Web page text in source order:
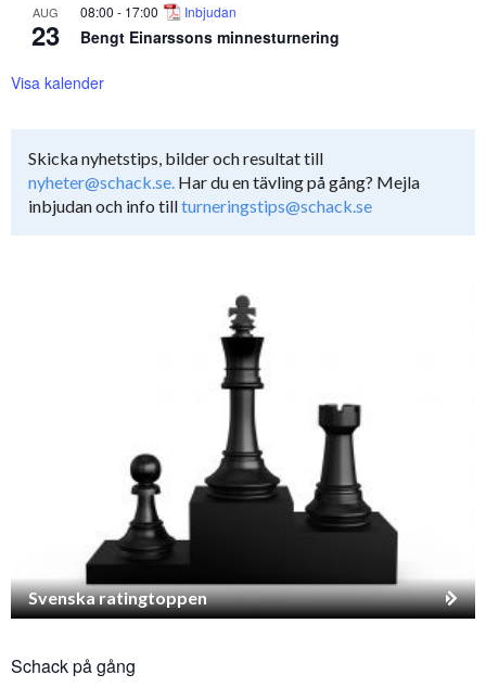
AUG
23
08:00 - 17:00 Inbjudan
Bengt Einarssons minnesturnering
Visa kalender
Skicka nyhetstips, bilder och resultat till
nyheter@schack.se. Har du en tävling på gång? Mejla
inbjudan och info tillturneringstips@schack.se
Svenska ratingtoppen
Schack på gång